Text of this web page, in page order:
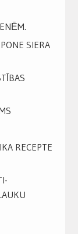
SIERA
RECEPTE